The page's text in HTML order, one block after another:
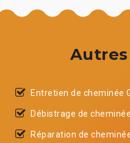
Entretien de cheminée
Débistrage de
Réparation de